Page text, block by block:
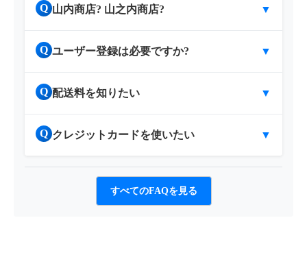
Q 山内商店? 山之内商店? ▼
Q ユーザー登録は必要ですか? ▼
Q 配送料を知りたい ▼
Q クレジットカードを使いたい ▼
すべてのFAQを見る